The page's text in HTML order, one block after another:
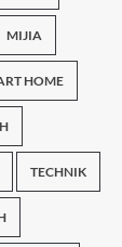
MIJIA
HOME
TECHNIK